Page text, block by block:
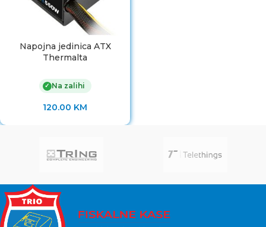
Napojna jedinica ATX
Thermalta
✓ Na zalihi
120.00 KM